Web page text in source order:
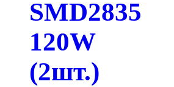
SMD2835
120W
(2шт.)